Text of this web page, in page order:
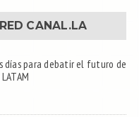
CANAL.LA
días para debatir el futuro de